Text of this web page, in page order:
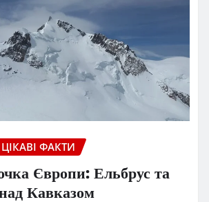
ЦІКАВІ ФАКТИ
Європи: Ельбрус та
Кавказом